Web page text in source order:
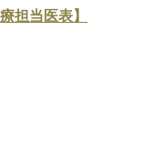
担当医表】